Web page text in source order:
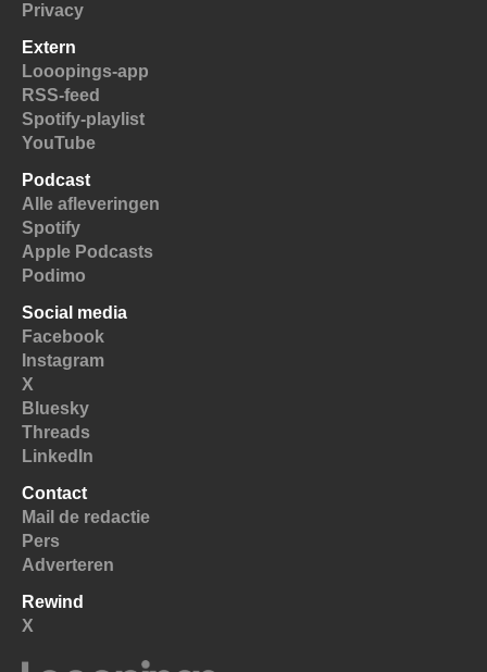
Privacy
Extern
Looopings-app
RSS-feed
Spotify-playlist
YouTube
Podcast
Alle afleveringen
Spotify
Apple Podcasts
Podimo
Social media
Facebook
Instagram
X
Bluesky
Threads
LinkedIn
Contact
Mail de redactie
Pers
Adverteren
Rewind
X